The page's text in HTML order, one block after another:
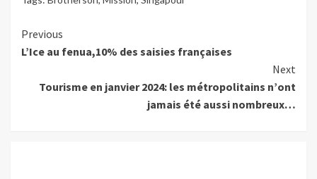
Continue
Reading
Previous
L’Ice au fenua,10% des saisies françaises
Next
Tourisme en janvier 2024: les métropolitains n’ont
jamais été aussi nombreux…